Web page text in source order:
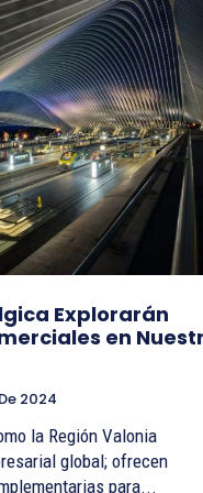
Explorarán
en
2024
la Región Valonia
global; ofrecen
para...